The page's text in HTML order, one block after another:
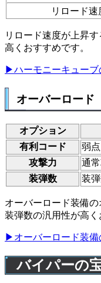
リロード速
リロード速度が上昇
高くおすすめです。
▶ハーモニーキューブ
オーバーロード
オプション
有利コード
弱
攻撃力
通
装弾数
装
オーバーロード装備の
装弾数の汎用性が高く
▶オーバーロード装備
バイパーの